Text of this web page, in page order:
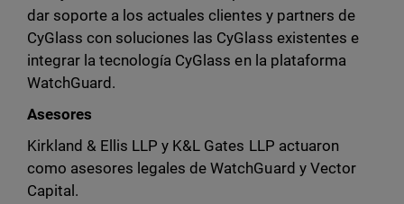
dar soporte a los actuales clientes y partners de
CyGlass con soluciones las CyGlass existentes e
integrar la tecnología CyGlass en la plataforma
WatchGuard.
Asesores
Kirkland & Ellis LLP y K&L Gates LLP actuaron
como asesores legales de WatchGuard y Vector
Capital.